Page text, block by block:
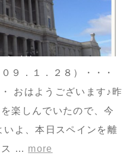
９．１．２８）・・・
おはようございます♪昨
楽しんでいたので、今
いよ、本日スペインを離
ス … more